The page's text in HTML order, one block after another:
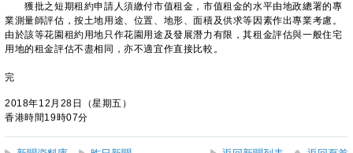
獲批之短期租約申請人須繳付市值租金，市值租金的水平由地政總署的專
業測量師評估，按土地用途、位置、地形、面積及供求等因素作出專業考慮。
由於該等花園租約用地只作花園用途及發展潛力有限，其租金評估與一般住宅
用地的租金評估不盡相同，亦不適宜作直接比較。
完
2018年12月28日（星期五）
香港時間19時07分